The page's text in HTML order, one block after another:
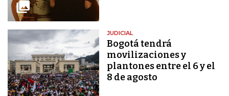
JUDICIAL
Bogotá tendrá
movilizaciones y
plantones entre el 6 y el
8 de agosto